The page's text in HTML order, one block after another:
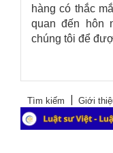
hàng có thắc
quan đến hôn
chúng tôi để
Tìm kiếm Giới